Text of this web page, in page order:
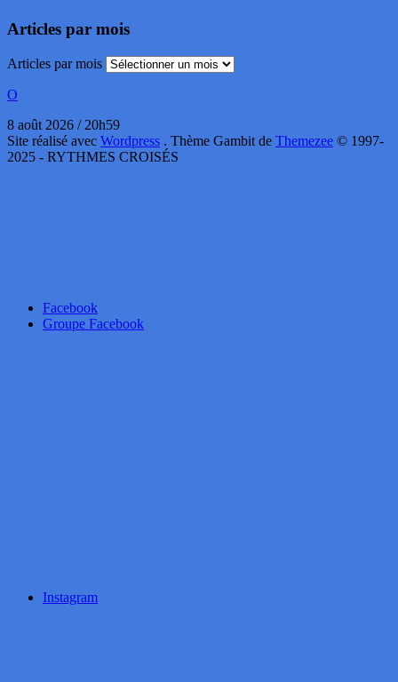
Articles par mois
Articles par mois
O
8 août 2026 / 20h59
Site réalisé avec Wordpress . Thème Gambit de Themezee © 1997-
2025 - RYTHMES CROISÉS
Facebook
Groupe Facebook
Instagram